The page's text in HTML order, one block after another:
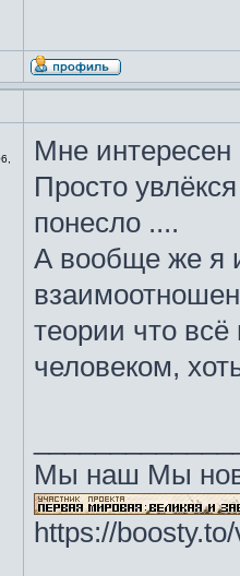
Мне интересен
Просто
понесло ....
А вообще же я
теории что всё
человеком,
Мы наш Мы
https://